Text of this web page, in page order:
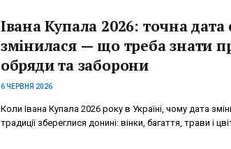
Івана Купала 2026: точна дата
змінилася — що треба знати
обряди та заборони
6 ЧЕРВНЯ 2026
Коли Івана Купала 2026 року в Україні, чому дата
традиції збереглися донині: вінки, багаття, трави і